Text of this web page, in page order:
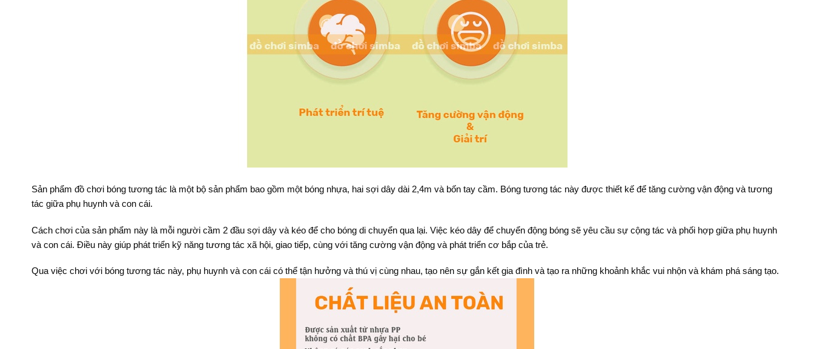
Sản phẩm đồ chơi bóng tương tác là một bộ sản phẩm bao gồm một bóng nhựa, hai sợi dây dài 2,4m và bốn tay cầm. Bóng tương tác này được thiết kế để tăng cường vận động và tương
tác giữa phụ huynh và con cái.
Cách chơi của sản phẩm này là mỗi người cầm 2 đầu sợi dây và kéo để cho bóng di chuyển qua lại. Việc kéo dây để chuyển động bóng sẽ yêu cầu sự cộng tác và phối hợp giữa phụ huynh
và con cái. Điều này giúp phát triển kỹ năng tương tác xã hội, giao tiếp, cùng với tăng cường vận động và phát triển cơ bắp của trẻ.
Qua việc chơi với bóng tương tác này, phụ huynh và con cái có thể tận hưởng và thú vị cùng nhau, tạo nên sự gắn kết gia đình và tạo ra những khoảnh khắc vui nhộn và khám phá sáng tạo.